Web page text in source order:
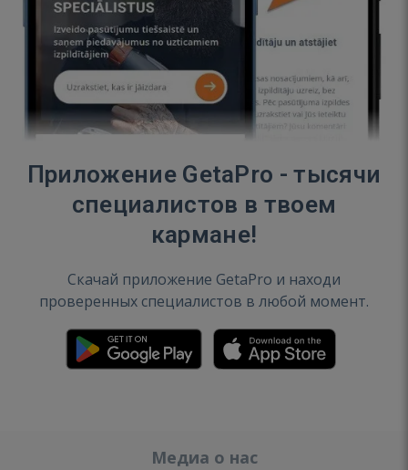
Приложение GetaPro - тысячи
специалистов в твоем
кармане!
Скачай приложение GetaPro и находи
проверенных специалистов в любой момент.
Медиа о нас